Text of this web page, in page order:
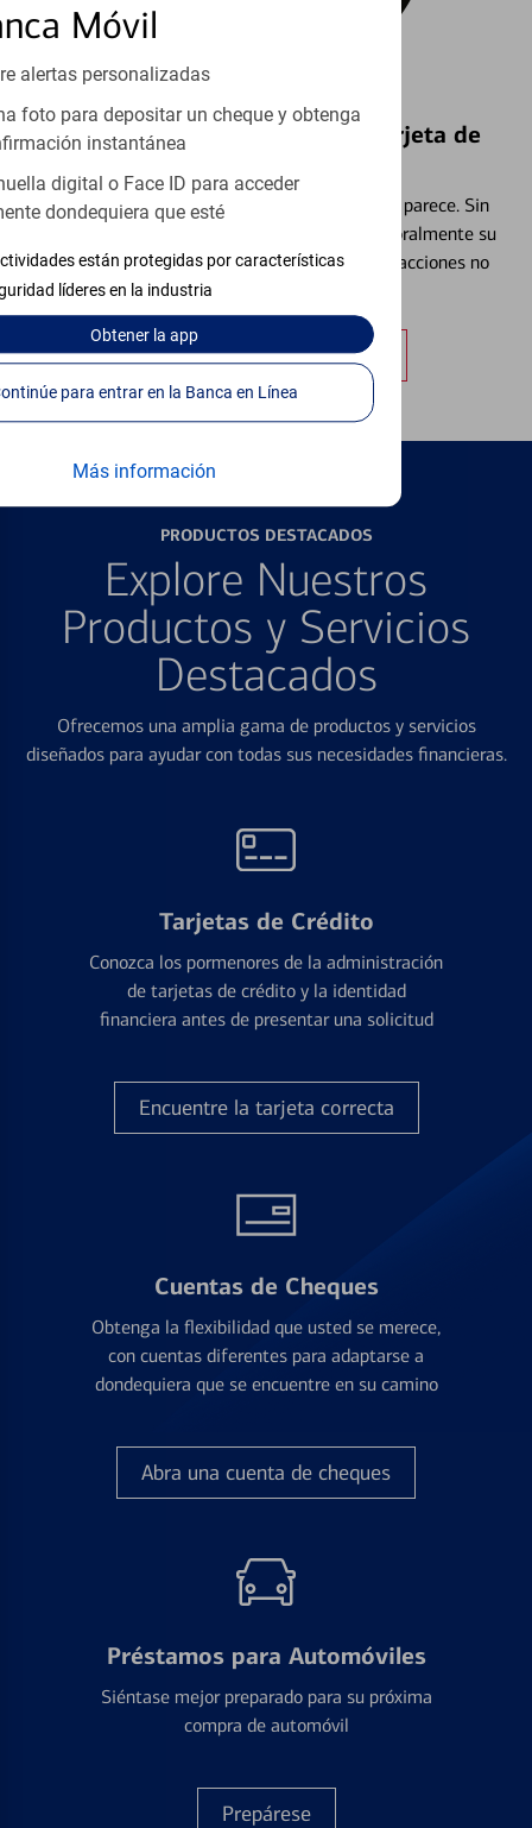
Móvil
alertas personalizadas
foto para depositar un cheque y obtenga
instantánea
digital o Face ID para acceder
dondequiera que esté
están protegidas por características
líderes en la industria
Obtenerla app
Continúe para entrar en la Banca en Línea
Más información
Bloquear y Desbloquear una Tarjeta de
Extraviar una tarjeta es más común de lo que parece. Sin
embargo, puede bloquear y desbloquear temporalmente su
tarjeta de débito para ayudar a prevenir transacciones no
Obtener más información
PRODUCTOS DESTACADOS
Explore Nuestros
Productos y Servicios
Destacados
Ofrecemos una amplia gama de productos y servicios
diseñados para ayudar con todas sus necesidades financieras.
Tarjetas de Crédito
Conozca los pormenores de la administración
de tarjetas de crédito y la identidad
financiera antes de presentar una solicitud
Encuentre la tarjeta correcta
Cuentas de Cheques
Obtenga la flexibilidad que usted se merece,
con cuentas diferentes para adaptarse a
dondequiera que se encuentre en su camino
Abra una cuenta de cheques
Préstamos para Automóviles
Siéntase mejor preparado para su próxima
compra de automóvil
Prepárese